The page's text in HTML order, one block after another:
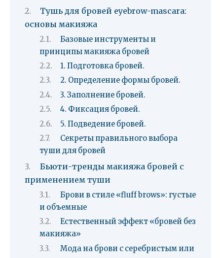
Тушь для бровей eyebrow-mascara:
основы макияжа
Базовые инструменты и
принципы макияжа бровей
1. Подготовка бровей.
2. Определение формы бровей.
3. Заполнение бровей.
4. Фиксация бровей.
5. Подведение бровей.
Секреты правильного выбора
туши для бровей
Бьюти-тренды макияжа бровей с
применением туши
Брови в стиле «fluff brows»: густые
и объемные
Естественный эффект «бровей без
макияжа»
Мода на брови с серебристым или